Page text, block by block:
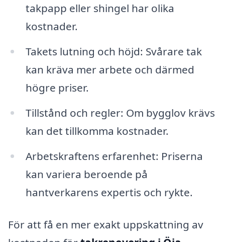
takpapp eller shingel har olika
kostnader.
Takets lutning och höjd: Svårare tak
kan kräva mer arbete och därmed
högre priser.
Tillstånd och regler: Om bygglov krävs
kan det tillkomma kostnader.
Arbetskraftens erfarenhet: Priserna
kan variera beroende på
hantverkarens expertis och rykte.
För att få en mer exakt uppskattning av